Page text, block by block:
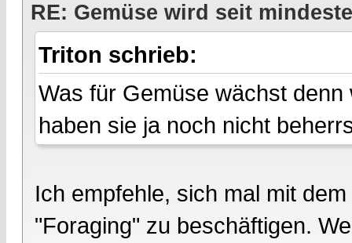
RE: Gemüse wird seit
Triton schrieb:
Was für Gemüse wächst
haben sie ja noch nicht
Ich empfehle, sich mal mit
"Foraging" zu beschäftigen.